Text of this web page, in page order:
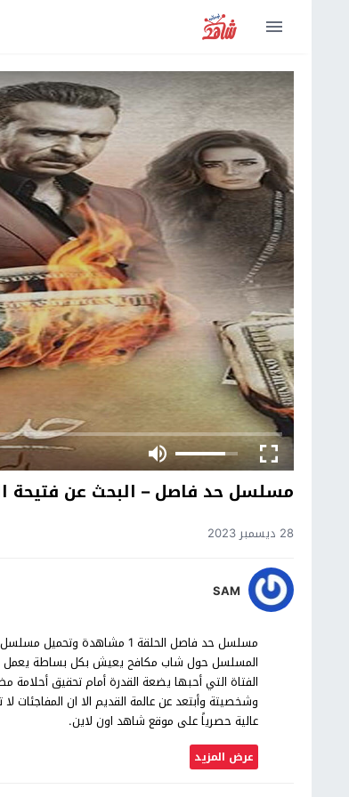
مسلسل حد فاصل – البحث عن فتيحة
28 ديسمبر 2023
SAM
المسلسل حول شاب مكافح يعيش بكل بساطة يعمل
الفتاة التي أحبها يضعة القدرة أمام تحقيق
عالية حصرياً على موقع شاهد اون لاين.
عرض المزيد